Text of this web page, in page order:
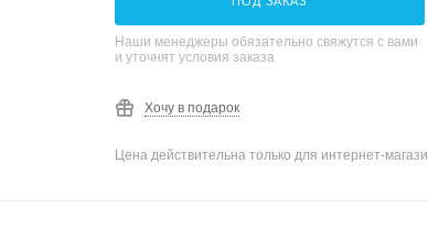
Наши менеджеры обязательно свяжутся с вами
и уточнят условия заказа
Хочу в подарок
Цена действительна только для интернет-